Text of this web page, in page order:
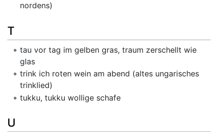
nordens)
T
tau vor tag im gelben gras, traum zerschellt wie
glas
trink ich roten wein am abend (altes ungarisches
trinklied)
tukku, tukku wollige schafe
U